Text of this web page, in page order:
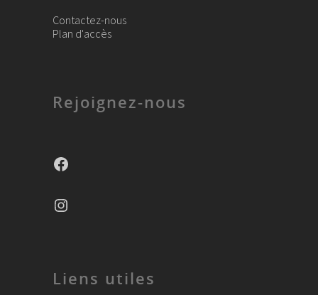
Contactez-nous
Plan d'accès
Rejoignez-nous
Liens utiles